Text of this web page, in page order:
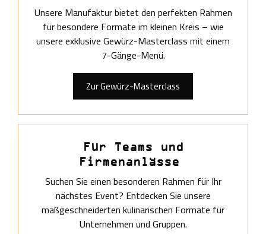
Unsere Manufaktur bietet den perfekten Rahmen
für besondere Formate im kleinen Kreis – wie
unsere exklusive Gewürz-Masterclass mit einem
7-Gänge-Menü.
Zur Gewürz-Masterclass
Für Teams und
Firmenanlässe
Suchen Sie einen besonderen Rahmen für Ihr
nächstes Event? Entdecken Sie unsere
maßgeschneiderten kulinarischen Formate für
Unternehmen und Gruppen.